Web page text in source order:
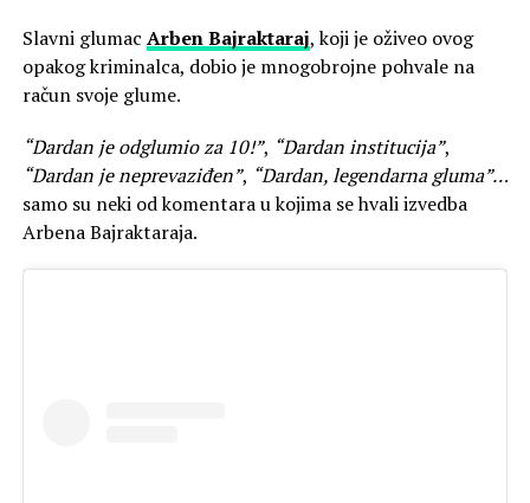
Slavni glumac Arben Bajraktaraj, koji je oživeo ovog
opakog kriminalca, dobio je mnogobrojne pohvale na
račun svoje glume.
“Dardan je odglumio za 10!”, “Dardan institucija”,
“Dardan je neprevaziđen”, “Dardan, legendarna gluma”…
samo su neki od komentara u kojima se hvali izvedba
Arbena Bajraktaraja.